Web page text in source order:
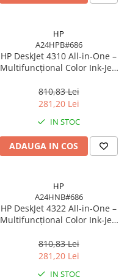
HP
A24HPB#686
HP DeskJet 4310 All‑in‑One –
Multifuncțional Color Ink‑Jet,
Wi‑Fi, USB, Bluetooth
810,83 Lei
281,20 Lei
IN STOC
ADAUGA IN COS
HP
A24HNB#686
HP DeskJet 4322 All‑in‑One –
Multifuncțional Color Ink‑Jet,
Wi‑Fi, USB
810,83 Lei
281,20 Lei
IN STOC